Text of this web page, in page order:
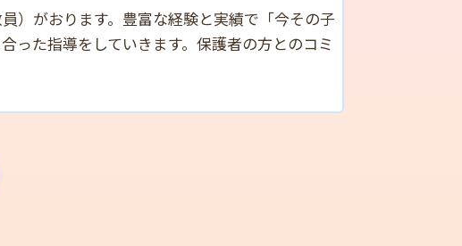
）がおります。豊富な経験と実績で「今その子
った指導をしていきます。保護者の方とのコミ